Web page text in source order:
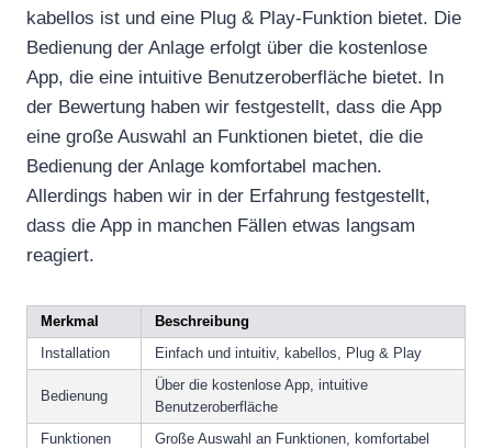
kabellos ist und eine Plug & Play-Funktion bietet. Die
Bedienung der Anlage erfolgt über die kostenlose
App, die eine intuitive Benutzeroberfläche bietet. In
der Bewertung haben wir festgestellt, dass die App
eine große Auswahl an Funktionen bietet, die die
Bedienung der Anlage komfortabel machen.
Allerdings haben wir in der Erfahrung festgestellt,
dass die App in manchen Fällen etwas langsam
reagiert.
Merkmal
Beschreibung
Installation
Einfach und intuitiv, kabellos, Plug & Play
Bedienung
Über die kostenlose App, intuitive
Benutzeroberfläche
Funktionen
Große Auswahl an Funktionen, komfortabel